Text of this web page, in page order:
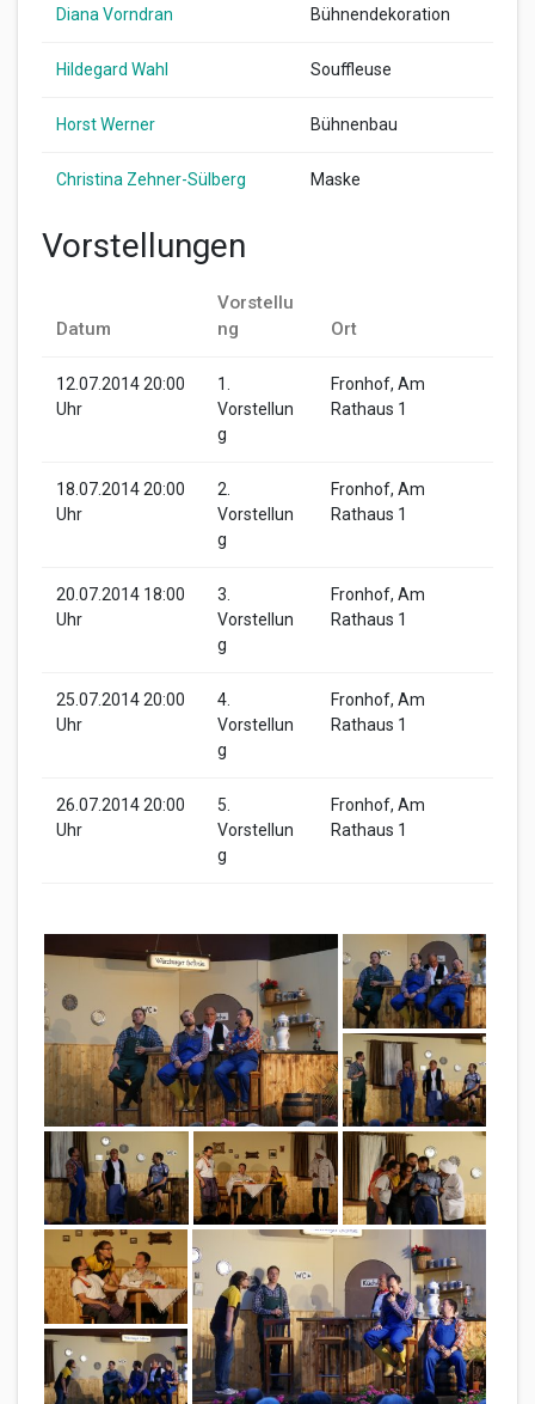
Diana Vorndran Bühnendekoration
Hildegard Wahl Souffleuse
Horst Werner Bühnenbau
Christina Zehner-Sülberg Maske
Vorstellungen
Datum
Vorstellu
ng
Ort
12.07.2014 20:00
Uhr
1.
Vorstellun
g
Fronhof, Am
Rathaus 1
18.07.2014 20:00
Uhr
2.
Vorstellun
g
Fronhof, Am
Rathaus 1
20.07.2014 18:00
Uhr
3.
Vorstellun
g
Fronhof, Am
Rathaus 1
25.07.2014 20:00
Uhr
4.
Vorstellun
g
Fronhof, Am
Rathaus 1
26.07.2014 20:00
Uhr
5.
Vorstellun
g
Fronhof, Am
Rathaus 1